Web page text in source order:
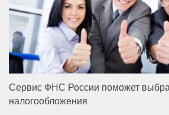
Сервис ФНС России поможет
налогообложения